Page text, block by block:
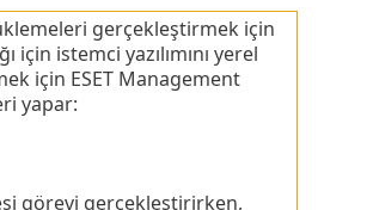
gerçekleştirmek için
istemci yazılımını yerel
için ESET Management
yapar:
görevi gerçekleştirirken,